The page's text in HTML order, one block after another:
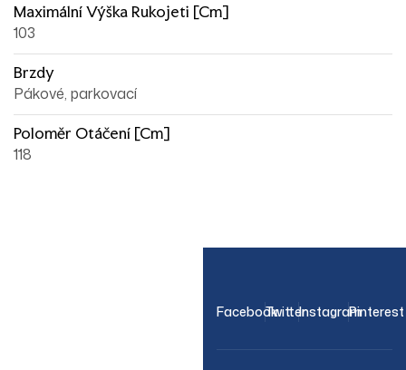
Maximální Výška Rukojeti [cm]
103
Brzdy
Pákové, parkovací
Poloměr Otáčení [cm]
118
FacebookTwitterInstagramPinterest